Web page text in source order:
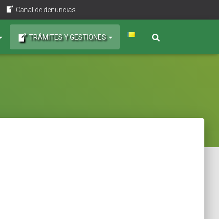
Canal de denuncias
TRÁMITES Y GESTIONES